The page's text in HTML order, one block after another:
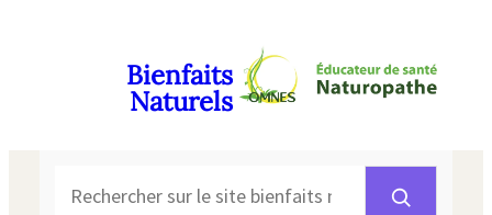
Bienfaits
Naturels